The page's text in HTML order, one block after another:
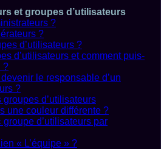
et groupes d’utilisateurs
?
?
d’utilisateurs ?
d’utilisateurs et comment puis-
?
le responsable d’un
?
d’utilisateurs
une couleur différente ?
groupe d’utilisateurs par
« L’équipe » ?